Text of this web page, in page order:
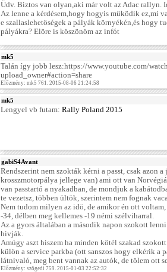
Üdv. Biztos van olyan,aki már volt az Adac rallyn.
Az lenne a kérdésem,hogy hogyis müködik ez,mi
e szallaslehetöségek a pályák környékén,és hogy
pályákra? Elöre is köszönöm az infót
mk5
Talán így jobb lesz:https://www.youtube.com/
upload_owner#action=share
Előzmény: mk5 761. 2015-08-06 21:24:58
mk5
Lengyel vb futam: Rally Poland 2015
gabiS4Avant
Rendszerint nem szokták kérni a passt, csak azon
krosszmotorpálya jellege van) ami ott van
van passtartó a nyakadban, de mondjuk a
te vezetsz, többen ültök, szerintem nem fognak
Nem tudom milyen az idö, de amikor én ott
-34, délben meg kellemes -19 némi szélviharral.
Az a gyors általában a második napon szokott
hivják.
Amúgy aszt hiszem ha minden kötél szakad
külön a service parkba (ott sanszos hogy elkérik a
látnivaló, meg bent vannak az autók, de tölem ott
Előzmény: szögedi 759. 2015-01-03 22:52:32